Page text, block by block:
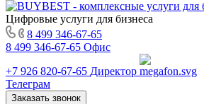
Цифровые услуги для бизнеса
8 499 346-67-65
8 499 346-67-65 Офис
+7 926 820-67-65 Директор
Телеграм
Заказать звонок